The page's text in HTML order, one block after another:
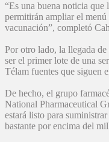
“Es una buena noticia que
permitirán ampliar el menú
vacunación”, completó
Por otro lado, la llegada
ser el primer lote de una
Télam fuentes que siguen
De hecho, el grupo
National Pharmaceutical
estará listo para
bastante por encima del